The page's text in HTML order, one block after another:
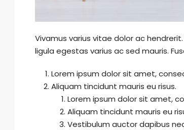
Vivamus varius vitae dolor ac
ligula egestas varius ac sed mauris.
Lorem ipsum dolor sit amet,
Aliquam tincidunt mauris eu risus.
Lorem ipsum dolor sit amet,
Aliquam tincidunt mauris eu
Vestibulum auctor dapibus